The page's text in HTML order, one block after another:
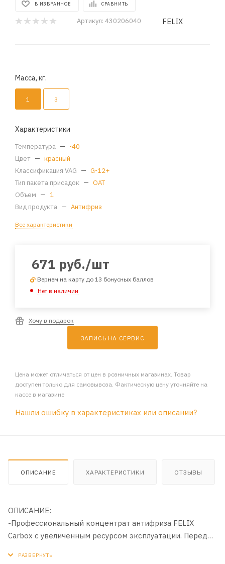
В ИЗБРАННОЕ СРАВНИТЬ
Артикул: 430206040 FELIX
Масса, кг.
1 3
Характеристики
Температура — -40
Цвет — красный
Классификация VAG — G-12+
Тип пакета присадок — OAT
Объем — 1
Вид продукта — Антифриз
Все характеристики
671 руб./шт
Вернем на карту до 13 бонусных баллов
Нет в наличии
Хочу в подарок
ЗАПИСЬ НА СЕРВИС
Цена может отличаться от цен в розничных магазинах. Товар
доступен только для самовывоза. Фактическую цену уточняйте на
кассе в магазине
Нашли ошибку в характеристиках или описании?
ОПИСАНИЕ ХАРАКТЕРИСТИКИ ОТЗЫВЫ
ОПИСАНИЕ:
-Профессиональный концентрат антифриза FELIX
Carbox с увеличенным ресурсом эксплуатации. Перед